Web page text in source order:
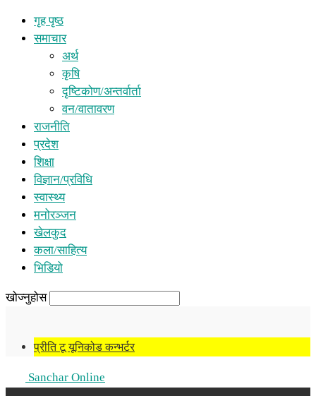
गृह पृष्ठ
समाचार
अर्थ
कृषि
दृष्टिकोण/अन्तर्वार्ता
वन/वातावरण
राजनीति
प्रदेश
शिक्षा
विज्ञान/प्रविधि
स्वास्थ्य
मनोरञ्जन
खेलकुद
कला/साहित्य
भिडियो
खोज्नुहोस
प्रीति टू यूनिकोड कन्भर्टर
Sanchar Online